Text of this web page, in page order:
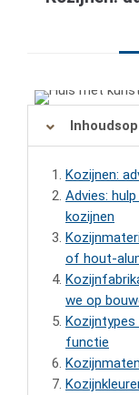
Kozijnen:
Advies:
kozijnen
of hout-
we op
Kozijntypes
functie